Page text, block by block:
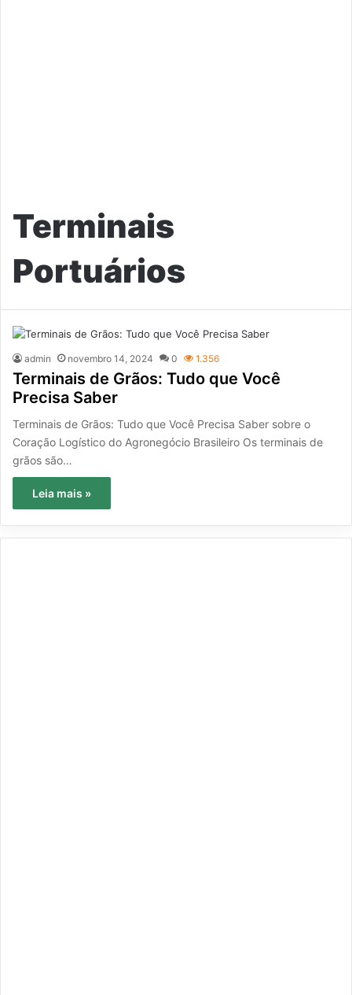
Terminais
Portuários
admin novembro 14, 2024 0 1.356
Terminais de Grãos: Tudo que Você
Precisa Saber
Terminais de Grãos: Tudo que Você Precisa Saber sobre o
Coração Logístico do Agronegócio Brasileiro Os terminais de
grãos são…
Leia mais »